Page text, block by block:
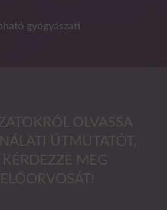
gyógyászati
OLVASSA
ÚTMUTATÓT,
MEG